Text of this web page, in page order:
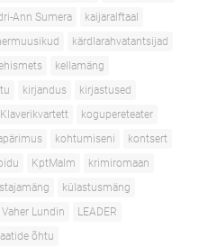
Ann Sumera
kaijaralftaal
kärdlarahvatantsijad
kellamäng
kirjandus
kirjastused
Klaverikvartett
kogupereteater
kohtumiseni
kontsert
KptMalm
krimiromaan
külastusmäng
Vaher Lundin
LEADER
õhtu